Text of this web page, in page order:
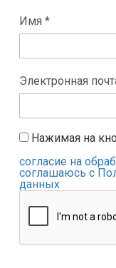
Имя *
Электронная
Нажимая на
согласие на
соглашаюсь с
данных